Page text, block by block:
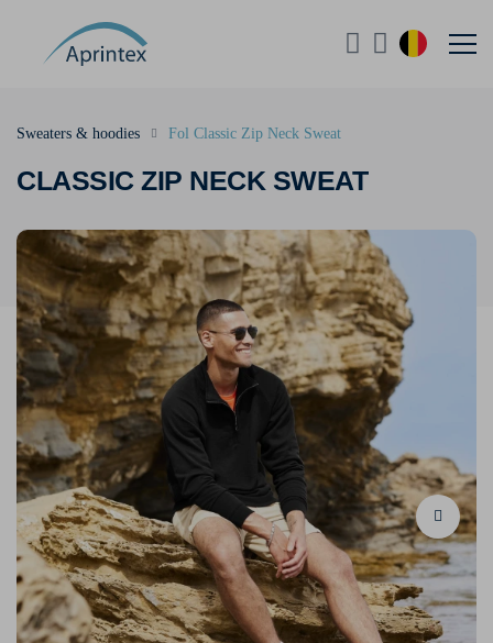
CLASSIC ZIP NECK SWEAT
Sweaters & hoodies Fol Classic Zip Neck Sweat